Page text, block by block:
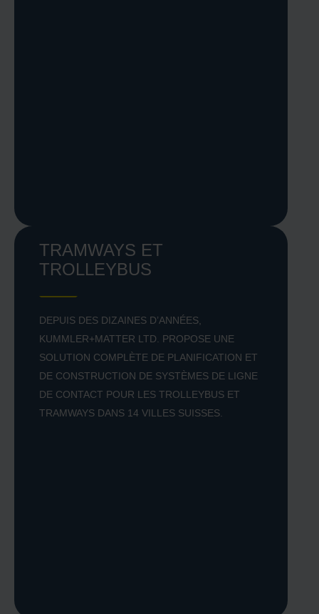
TRAMWAYS ET
TROLLEYBUS
DEPUIS DES DIZAINES D’ANNÉES,
KUMMLER+MATTER LTD. PROPOSE UNE
SOLUTION COMPLÈTE DE PLANIFICATION ET
DE CONSTRUCTION DE SYSTÈMES DE LIGNE
DE CONTACT POUR LES TROLLEYBUS ET
TRAMWAYS DANS 14 VILLES SUISSES.